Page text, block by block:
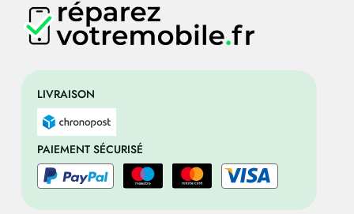
LIVRAISON
PAIEMENT SÉCURISÉ